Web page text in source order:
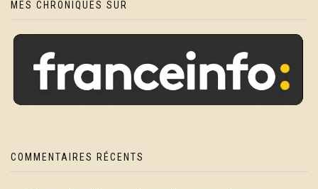
MES CHRONIQUES SUR
COMMENTAIRES RÉCENTS